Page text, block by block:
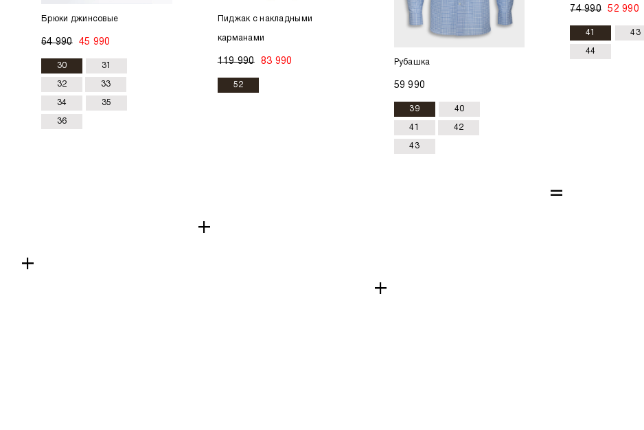
Брюки джинсовые
64 990 45 990
30 31
32 33
34 35
36
+
Пиджак с накладными
карманами
119 990 83 990
52
+
Рубашка
59 990
39 40
41 42
43
+
74 990 52 990
41 43
44
=